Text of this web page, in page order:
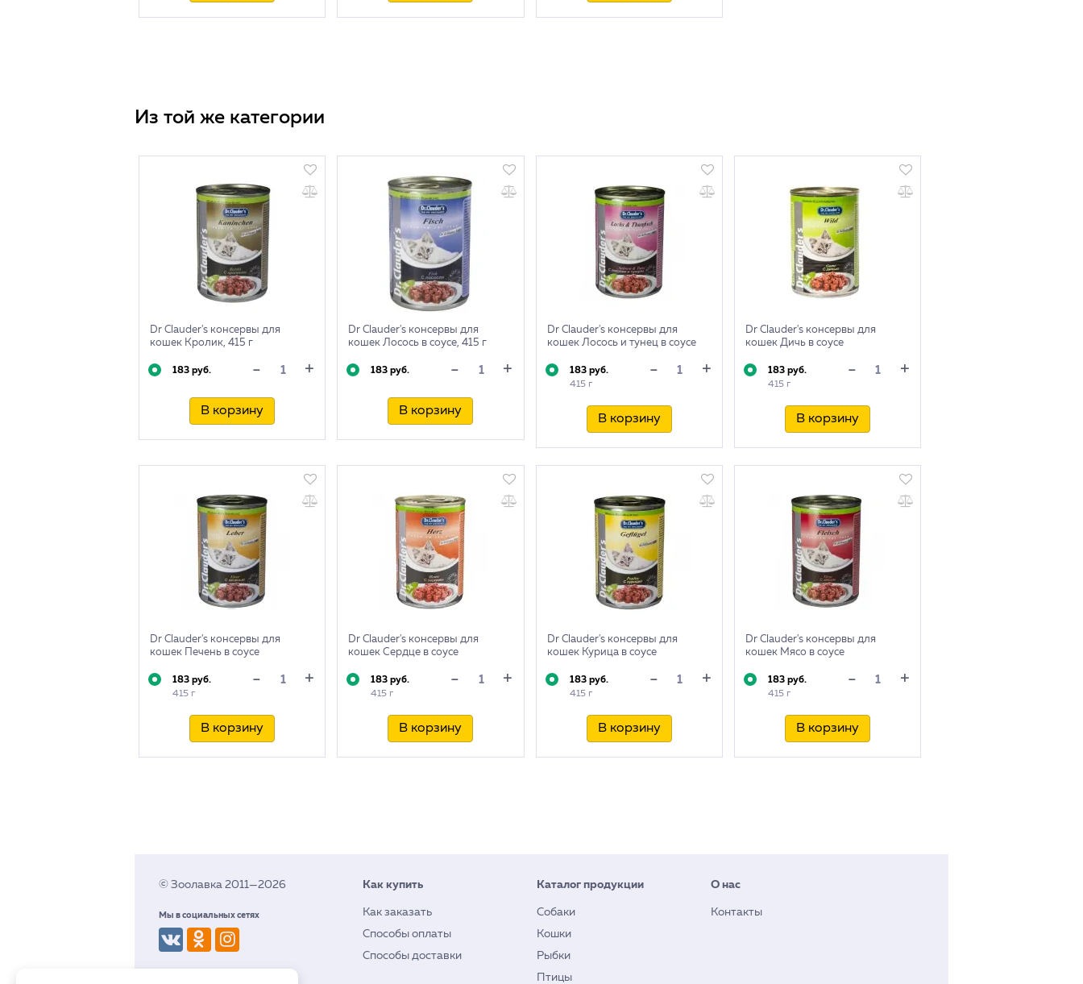
Из той же категории
Dr Clauder's консервы для
кошек Кролик, 415 г
183 руб. - +
В корзину
Dr Clauder's консервы для
кошек Лосось в соусе, 415 г
183 руб. - +
В корзину
Dr Clauder's консервы для
кошек Лосось и тунец в соусе
183 руб.
415 г
- +
В корзину
Dr Clauder's консервы для
кошек Дичь в соусе
183 руб.
415 г
- +
В корзину
Dr Clauder's консервы для
кошек Печень в соусе
183 руб.
415 г
- +
В корзину
Dr Clauder's консервы для
кошек Сердце в соусе
183 руб.
415 г
- +
В корзину
Dr Clauder's консервы для
кошек Курица в соусе
183 руб.
415 г
- +
В корзину
Dr Clauder's консервы для
кошек Мясо в соусе
183 руб.
415 г
- +
В корзину
© Зоолавка 2011—2026
Мы в социальных сетях
Как купить
Как заказать
Способы оплаты
Способы доставки
Каталог продукции
Собаки
Кошки
Рыбки
Птицы
О нас
Контакты